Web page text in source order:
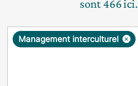
sont466ici.
R
×
Management interculturel